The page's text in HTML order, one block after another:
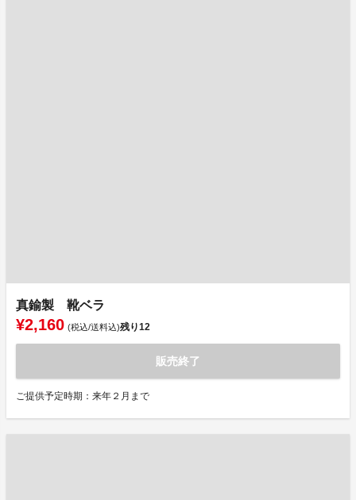
真鍮製 靴ベラ
¥2,160 (税込/送料込)残り12
販売終了
ご提供予定時期：来年２月まで